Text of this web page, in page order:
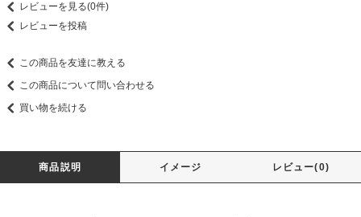
レビューを見る(0件)
レビューを投稿
この商品を友達に教える
この商品について問い合わせる
買い物を続ける
商品説明 イメージ レビュー(0)